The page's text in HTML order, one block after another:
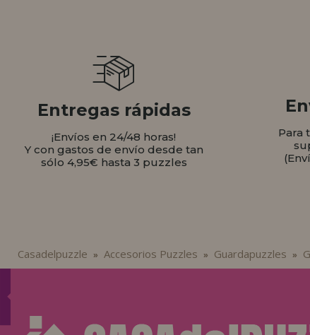
Entregas rápidas
¡Envíos en 24/48 horas!
Y con gastos de envío desde tan
sólo 4,95€ hasta 3 puzzles
Para
Casadelpuzzle » Accesorios Puzzles » Guardapuzzles »